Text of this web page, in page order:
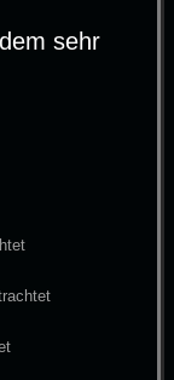
sehr